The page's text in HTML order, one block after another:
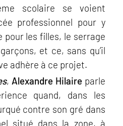
scolaire se voient
professionnel pour y
les filles, le serrage
et ce, sans qu’il
adhère à ce projet.
, Alexandre Hilaire parle
quand, dans les
contre son gré dans
situé dans la zone, à